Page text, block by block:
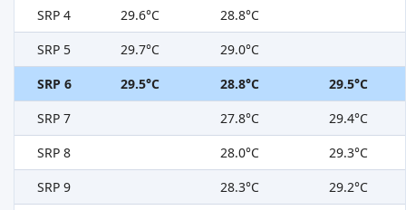
SRP 4
29.6°C
28.8°C
SRP 5
29.7°C
29.0°C
SRP 6
29.5°C 28.8°C
29.5°C
SRP 7
27.8°C
29.4°C
SRP 8
28.0°C
29.3°C
SRP 9
28.3°C 29.2°C